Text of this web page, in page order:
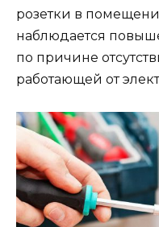
розетки в
наблюдается
по причине
работающей от